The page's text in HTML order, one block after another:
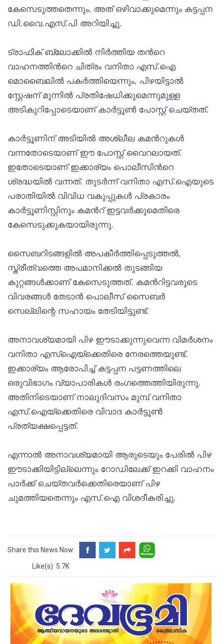
കേസെടുത്തതെന്നും, അത് ഒഴിവാക്കുമെന്നും കട്ടപ്പന
ഡി.വൈ.എസ്.പി അറിയിച്ചു.
ട്രാഫിക് ബ്ലോക്കിൽ നിർത്തിയ തന്‍റെ
വാഹനത്തിന്‍റെ ചിത്രം വനിതാ എസ്.ഐ
മൊബൈലിൽ പകർത്തിയെന്നും, പിഴയിട്ടാൽ
സ്റ്റേഷന് മുന്നിൽ പ്രതിഷേധിക്കുമെന്നുമുള്ള
അടികുറിപ്പോടെയാണ് കാർട്ടൂൺ പോസ്റ്റ് ചെയ്തത്.
കാർട്ടൂണിന് അടിയിൽ അശ്ലീല കമന്‍റുകൾ
വന്നതോടെയാണ് ഈ പോസ്റ്റ് വൈറലായത്.
ഇതോടെയാണ് ഇക്കാര്യം പൊലീസിന്‍റെ
ശ്രദ്ധയിൽ വന്നത്. തുടർന്ന് വനിതാ എസ്.ഐയുടെ
പരാതിയിൽ വിവിധ വകുപ്പുകൾ പ്രകാരം
കാർട്ടൂണിസ്റ്റിനും കമന്‍റ് ഇട്ടവർക്കുമെതിരെ
കേസെടുക്കുകയായിരുന്നു.
സൈബറിടങ്ങളിൽ അപകീർത്തിപ്പെടുത്തൽ,
സ്ത്രീത്വത്തെ അപമാനിക്കൽ തുടങ്ങിയ
കുറ്റങ്ങൾക്കാണ് കേസെടുത്തത്. കമന്‍റിട്ടവരുടെ
വിവരങ്ങൾ തേടാൻ പൊലീസ് സൈബർ
സെല്ലിന്റെ സഹായം തേടിയിട്ടുണ്ട്.
അനാവശ്യമായി പിഴ ഈടാക്കുന്നുവെന്ന വിമർശനം
വനിതാ എസ്ഐയ്ക്കെതിരെ നേരത്തെയുണ്ട്.
ഇക്കാര്യം ആരോപിച്ച് കട്ടപ്പന പട്ടണത്തിലെ
ഒരുവിഭാഗം വ്യാപാരികൾ രംഗത്തെത്തിയിരുന്നു.
അതിനിടെയാണ് നാലുദിവസം മുമ്പ് വനിതാ
എസ്.ഐയ്ക്കെതിരെ വിവാദ കാർട്ടൂൺ
പ്രത്യക്ഷപ്പെട്ടത്.
എന്നാൽ അനാവശ്യമായി ആരുടെയും പേരിൽ പിഴ
ഈടാക്കിയിട്ടില്ലെന്നും റോഡിലേക്ക് ഇറക്കി വാഹനം
പാർക്ക് ചെയ്തവർക്കെതിരെയാണ് പിഴ
ചുമത്തിയതെന്നും എസ്.ഐ വിശദീകരിച്ചു.
Share this News Now:
Like(s): 5.7K